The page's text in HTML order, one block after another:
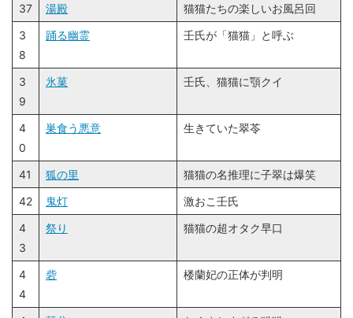
37 湯殿
猫猫たちの楽しいお風呂回
3
8
踊る幽霊 壬氏が「猫猫」と呼ぶ
3
9
氷菓 壬氏、猫猫に顎クイ
4
0
巣食う悪意 生きていた翠苓
41 狐の里
猫猫の名推理に子翠は爆笑
42
鬼灯
激おこ壬氏
4
3
祭り 猫猫の超オタク早口
4
4
砦 楼蘭妃の正体が判明